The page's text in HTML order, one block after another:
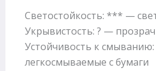
Светостойкость: *** —
Укрывистость: ? —
Устойчивость к
легкосмываемые с бумаги